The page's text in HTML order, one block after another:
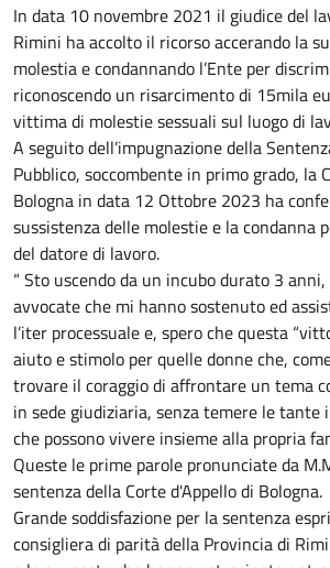
In data 10 novembre 2021 il giudice del
Rimini ha accolto il ricorso accerando la
molestia e condannando l’Ente per
riconoscendo un risarcimento di 15mila
vittima di molestie sessuali sul luogo di
A seguito dell’impugnazione della
Pubblico, soccombente in primo grado, la
Bologna in data 12 Ottobre 2023 ha
sussistenza delle molestie e la condanna
del datore di lavoro.
“ Sto uscendo da un incubo durato 3
avvocate che mi hanno sostenuto ed
l’iter processuale e, spero che questa
aiuto e stimolo per quelle donne che,
trovare il coraggio di affrontare un tema
in sede giudiziaria, senza temere le tante
che possono vivere insieme alla propria
Queste le prime parole pronunciate da
sentenza della Corte d'Appello di Bologna.
Grande soddisfazione per la sentenza
consigliera di parità della Provincia di